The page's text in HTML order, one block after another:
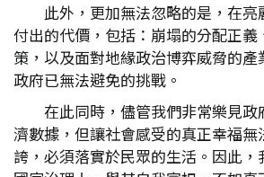
此外，更加無法忽略的是，在
付出的代價，包括：崩塌的分配正義
策，以及面對地緣政治博弈威脅的
政府已無法避免的挑戰。
在此同時，儘管我們非常樂見政
濟數據，但讓社會感受的真正幸福無
誇，必須落實於民眾的生活。因此